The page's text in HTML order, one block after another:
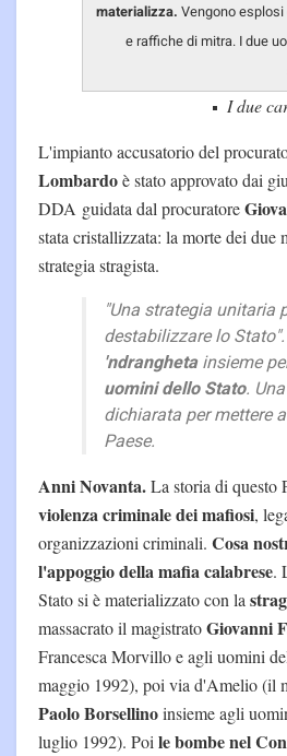
materializza. Vengono
e raffiche di mitra. I due
I due
L'impianto accusatorio del
Lombardoè stato approvato dai
DDA guidata dal procuratore
stata cristallizzata: la morte dei due
strategia stragista.
"Una strategia unitaria
destabilizzare lo Stato".
'ndranghetainsieme
uomini dello Stato.
dichiarata per mettere
Paese.
Anni Novanta.La storia di questo
violenza criminale dei mafiosi,
organizzazioni criminali. Cosa
l'appoggio della mafia calabrese.
Stato si è materializzato con la
massacrato il magistratoGiovanni
Francesca Morvillo e agli uomini
maggio 1992), poi via d'Amelio (il
Paolo Borsellinoinsieme agli
luglio 1992). Poile bombe nel